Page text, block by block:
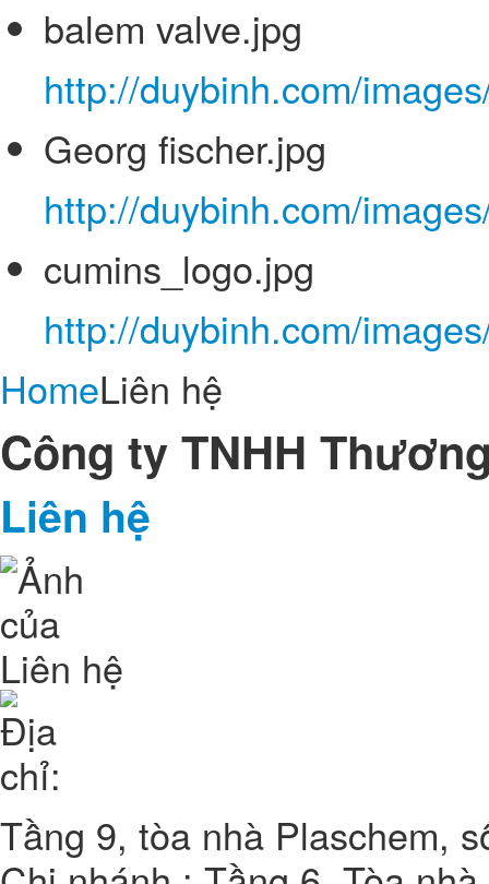
balem valve.jpg
http://duybinh.com/
Georg fischer.jpg
http://duybinh.com/
cumins_logo.jpg
http://duybinh.com/
HomeLiên hệ
Công ty TNHH
Liên hệ
Tầng 9, tòa nhà Plaschem,